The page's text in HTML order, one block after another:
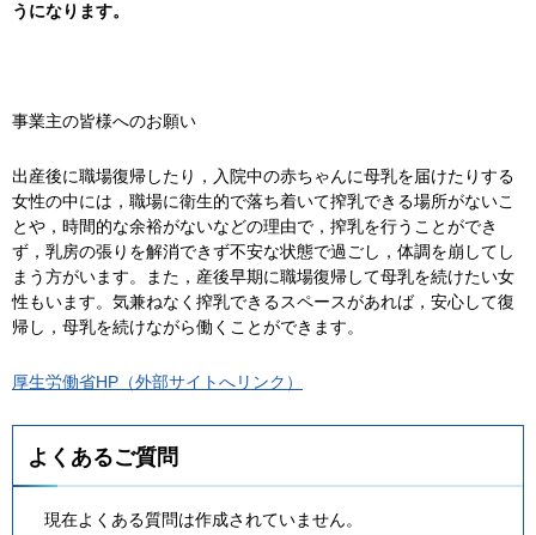
うになります。
事業主の皆様へのお願い
出産後に職場復帰したり，入院中の赤ちゃんに母乳を届けたりする
女性の中には，職場に衛生的で落ち着いて搾乳できる場所がないこ
とや，時間的な余裕がないなどの理由で，搾乳を行うことができ
ず，乳房の張りを解消できず不安な状態で過ごし，体調を崩してし
まう方がいます。また，産後早期に職場復帰して母乳を続けたい女
性もいます。気兼ねなく搾乳できるスペースがあれば，安心して復
帰し，母乳を続けながら働くことができます。
厚生労働省HP（外部サイトへリンク）
よくあるご質問
現在よくある質問は作成されていません。